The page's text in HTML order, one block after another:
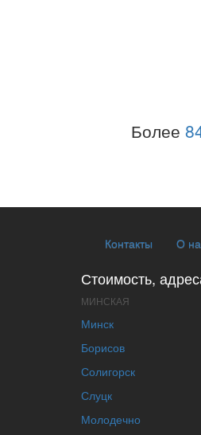
Более
Контакты О
Стоимость,
МИНСКАЯ
Минск
Борисов
Солигорск
Слуцк
Молодечно